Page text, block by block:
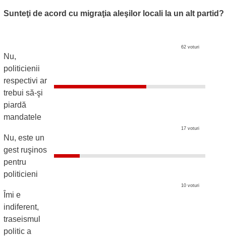
Sunteţi de acord cu migraţia aleşilor locali la un alt partid?
62 voturi
Nu,
politicienii
respectivi ar
trebui să-şi
piardă
mandatele
17 voturi
Nu, este un
gest ruşinos
pentru
politicieni
10 voturi
Îmi e
indiferent,
traseismul
politic a